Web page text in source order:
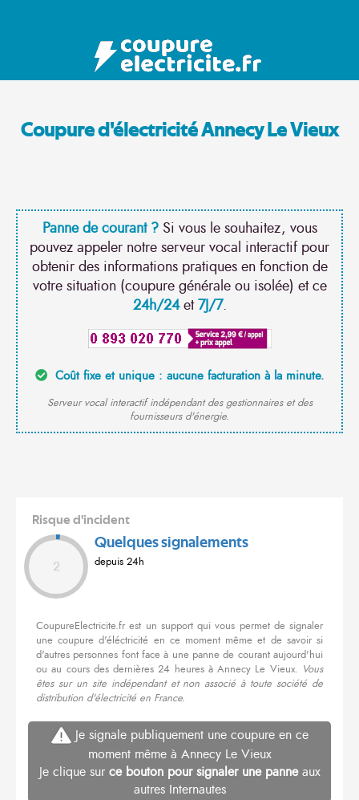
Coupure d'électricité Annecy Le Vieux
Panne de courant ?Si vous le souhaitez, vous
pouvez appeler notre serveur vocal interactif pour
obtenir des informations pratiques en fonction de
votre situation (coupure générale ou isolée) et ce
24h/24et7J/7.
Coût fixe et unique : aucune facturation à la minute.
Serveur vocal interactif indépendant des gestionnaires et des
fournisseurs d'énergie.
Risque d'incident
2
Quelques signalements
depuis 24h
CoupureElectricite.fr est un support qui vous permet de signaler
une coupure d'éléctricité en ce moment même et de savoir si
d'autres personnes font face à une panne de courant aujourd'hui
ou au cours des dernières 24 heures à Annecy Le Vieux. Vous
êtes sur un site indépendant et non associé à toute société de
distribution d'électricité en France.
Je signale publiquement une coupure en ce
moment même à Annecy Le Vieux
Je clique sur ce bouton pour signaler une panneaux
autres Internautes